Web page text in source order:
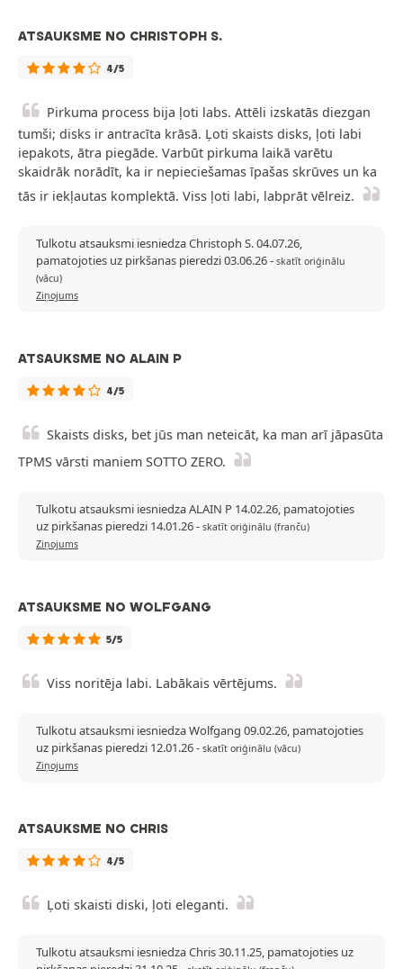
ATSAUKSME NO CHRISTOPH S.
4/5
Pirkuma process bija ļoti labs. Attēli izskatās diezgan
tumši; disks ir antracīta krāsā. Ļoti skaists disks, ļoti labi
iepakots, ātra piegāde. Varbūt pirkuma laikā varētu
skaidrāk norādīt, ka ir nepieciešamas īpašas skrūves un ka
tās ir iekļautas komplektā. Viss ļoti labi, labprāt vēlreiz.
Tulkotu atsauksmi iesniedza Christoph S. 04.07.26,
pamatojoties uz pirkšanas pieredzi 03.06.26- skatīt oriģinālu
(vācu)
Ziņojums
ATSAUKSME NO ALAIN P
4/5
Skaists disks, bet jūs man neteicāt, ka man arī jāpasūta
TPMS vārsti maniem SOTTO ZERO.
Tulkotu atsauksmi iesniedza ALAIN P 14.02.26, pamatojoties
uz pirkšanas pieredzi 14.01.26- skatīt oriģinālu (franču)
Ziņojums
ATSAUKSME NO WOLFGANG
5/5
Viss noritēja labi. Labākais vērtējums.
Tulkotu atsauksmi iesniedza Wolfgang 09.02.26, pamatojoties
uz pirkšanas pieredzi 12.01.26- skatīt oriģinālu (vācu)
Ziņojums
ATSAUKSME NO CHRIS
4/5
Ļoti skaisti diski, ļoti eleganti.
Tulkotu atsauksmi iesniedza Chris 30.11.25, pamatojoties uz